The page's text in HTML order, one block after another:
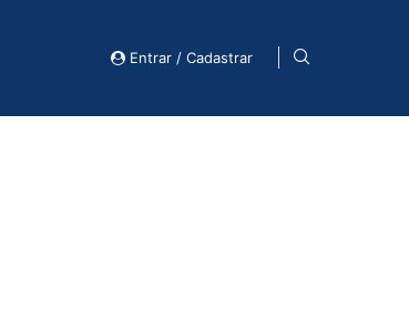
Entrar / Cadastrar